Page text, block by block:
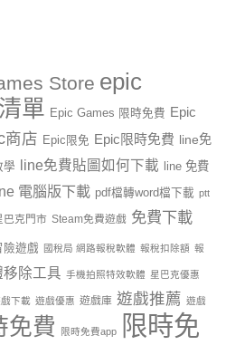
Store epic
單 Epic Games 限時免費 Epic
商店 Epic限免 Epic限時免費 line免
學 line免費貼圖如何下載
line 免費
電腦版下載 pdf檔轉word檔下載 ptt
巴克門市 Steam免費遊戲 免費下載
險遊戲 國稅局 網路報稅軟體 報稅扣除額 報
移除工具 手機拍照特效軟體 星巴克優惠
下載 遊戲優惠 遊戲庫 遊戲推薦 遊戲
免費 限時免費app
限時免